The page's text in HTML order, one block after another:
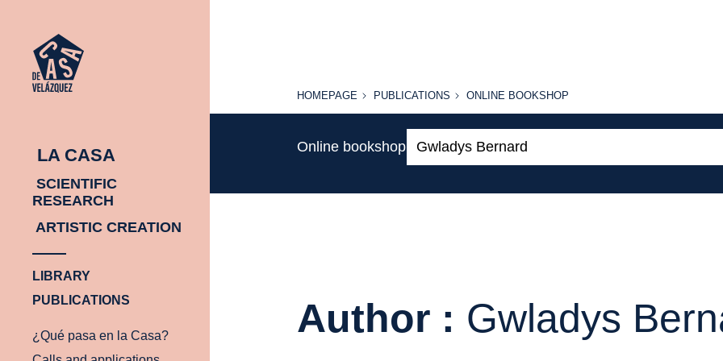
LA CASA
SCIENTIFIC
RESEARCH
ARTISTIC CREATION
LIBRARY
PUBLICATIONS
¿Qué pasa en la Casa?
HOMEPAGE
HOMEPAGE PUBLICATIONS
PUBLICATIONS
ONLINE
ONLINE BOOKSHOP
Online bookshop
Author : Gwladys